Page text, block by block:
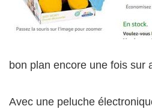
bon plan encore une fois sur
Avec une peluche